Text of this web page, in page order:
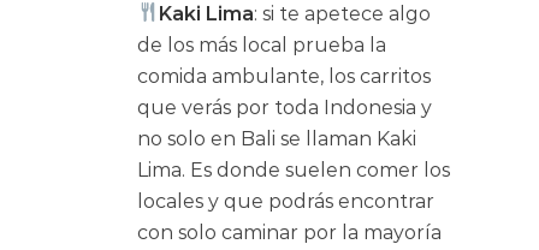
Kaki Lima: si te apetece algo
de los más local prueba la
comida ambulante, los carritos
que verás por toda Indonesia y
no solo en Bali se llaman Kaki
Lima. Es donde suelen comer los
locales y que podrás encontrar
con solo caminar por la mayoría